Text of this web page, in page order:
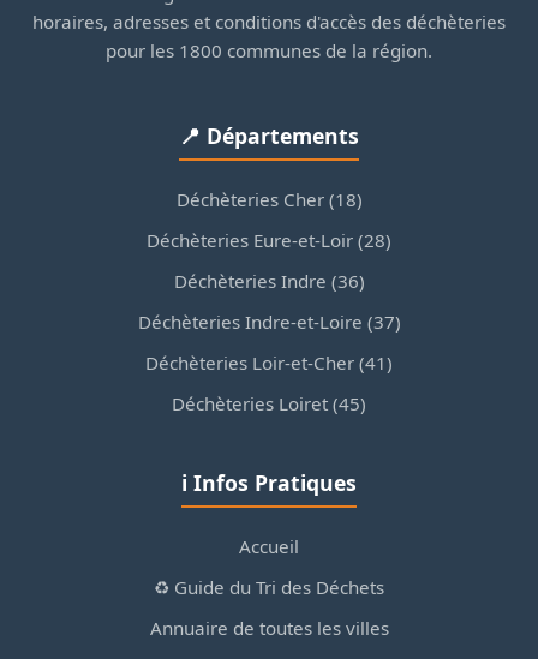
horaires, adresses et conditions d'accès des déchèteries
pour les 1800 communes de la région.
📍 Départements
Déchèteries Cher (18)
Déchèteries Eure-et-Loir (28)
Déchèteries Indre (36)
Déchèteries Indre-et-Loire (37)
Déchèteries Loir-et-Cher (41)
Déchèteries Loiret (45)
ℹ️ Infos Pratiques
Accueil
♻️ Guide du Tri des Déchets
Annuaire de toutes les villes